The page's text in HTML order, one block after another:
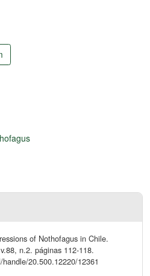
of Nothofagus in Chile.
n.2. páginas 112-118.
20.500.12220/12361